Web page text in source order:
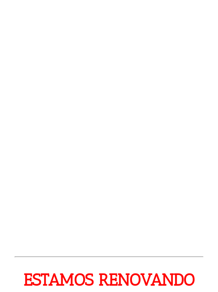
ESTAMOS RENOVANDO